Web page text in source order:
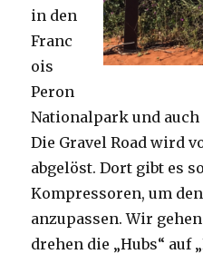
in den
Franc
ois
Peron
Nationalpark und
Die Gravel Road wird
abgelöst. Dort gibt es
Kompressoren, um
anzupassen. Wir
drehen die „Hubs“ auf